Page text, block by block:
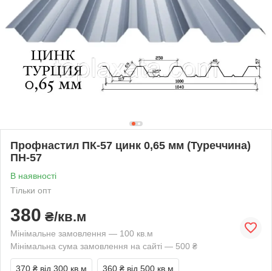
Профнастил ПК-57 цинк 0,65 мм (Туреччина)
ПН-57
В наявності
Тільки опт
380 ₴/кв.м
Мінімальне замовлення — 100 кв.м
Мінімальна сума замовлення на сайті — 500 ₴
370 ₴ від 300 кв.м 360 ₴ від 500 кв.м